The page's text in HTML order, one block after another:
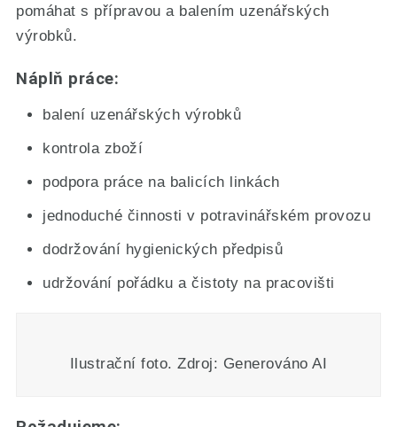
pomáhat s přípravou a balením uzenářských
výrobků.
Náplň práce:
balení uzenářských výrobků
kontrola zboží
podpora práce na balicích linkách
jednoduché činnosti v potravinářském provozu
dodržování hygienických předpisů
udržování pořádku a čistoty na pracovišti
Ilustrační foto. Zdroj: Generováno AI